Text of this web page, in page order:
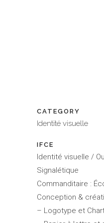
CATEGORY
Identité visuelle
IFCE
Identité visuelle /
Signalétique
Commanditaire :
Conception &
– Logotype et